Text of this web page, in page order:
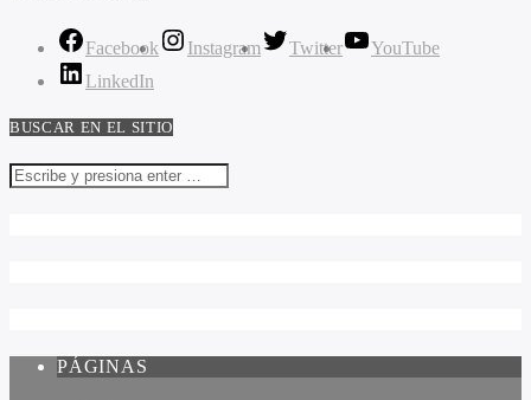
Facebook Instagram Twitter
YouTube
LinkedIn
BUSCAR EN EL SITIO
PÁGINAS